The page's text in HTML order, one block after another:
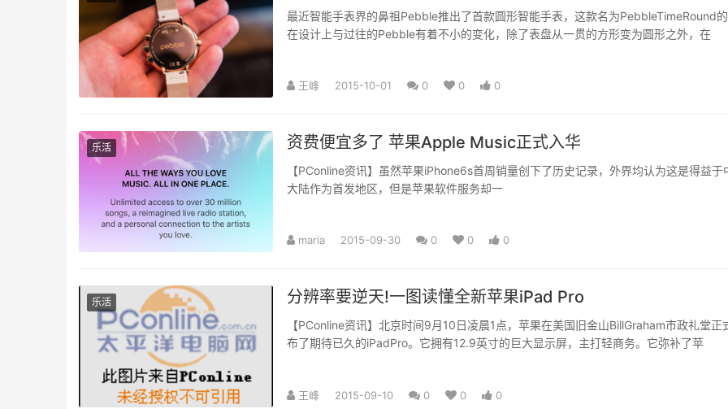
最近智能手表界的鼻祖Pebble推出了首款圆形智能手表，这款名为PebbleTimeRound
在设计上与过往的Pebble有着不小的变化，除了表盘从一贯的方形变为圆形之外，在
王峰 2015-10-01 0 0 0
乐活 资费便宜多了 苹果Apple Music正式入华
【PConline资讯】虽然苹果iPhone6s首周销量创下了历史记录，外界均认为这是得益于
大陆作为首发地区，但是苹果软件服务却一
maria 2015-09-30 0 0 0
乐活 分辨率要逆天!一图读懂全新苹果iPad Pro
【PConline资讯】北京时间9月10日凌晨1点，苹果在美国旧金山BillGraham市政礼堂正
布了期待已久的iPadPro。它拥有12.9英寸的巨大显示屏，主打轻商务。它弥补了苹
王峰 2015-09-10 0 0 0